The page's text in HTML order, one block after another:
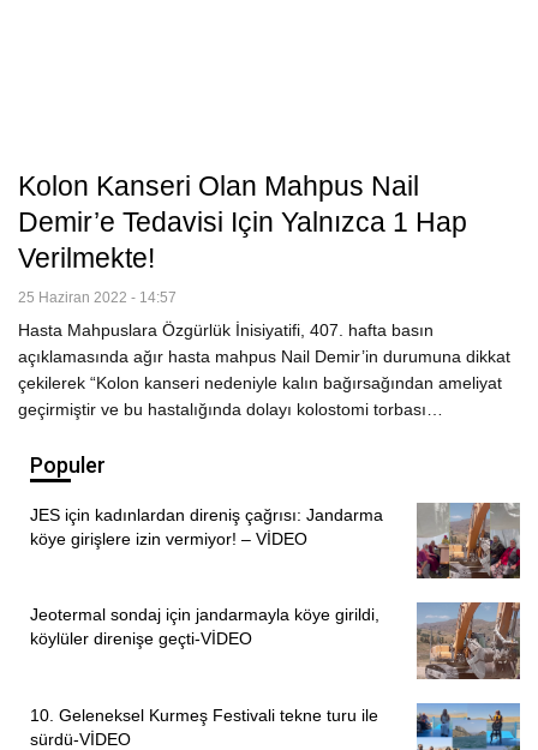
Kolon Kanseri Olan Mahpus Nail
Demir’e Tedavisi Için Yalnızca 1 Hap
Verilmekte!
25 Haziran 2022 - 14:57
Hasta Mahpuslara Özgürlük İnisiyatifi, 407. hafta basın
açıklamasında ağır hasta mahpus Nail Demir’in durumuna dikkat
çekilerek “Kolon kanseri nedeniyle kalın bağırsağından ameliyat
geçirmiştir ve bu hastalığında dolayı kolostomi torbası…
Populer
JES için kadınlardan direniş çağrısı: Jandarma
köye girişlere izin vermiyor! – VİDEO
Jeotermal sondaj için jandarmayla köye girildi,
köylüler direnişe geçti-VİDEO
10. Geleneksel Kurmeş Festivali tekne turu ile
sürdü-VİDEO